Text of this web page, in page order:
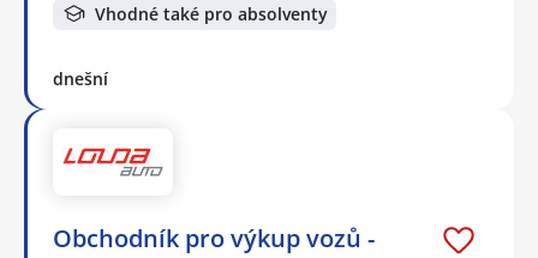
Vhodné také pro absolventy
dnešní
Obchodník pro výkup vozů -